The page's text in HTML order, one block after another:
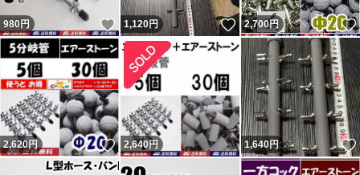
980円 いいね！
1,120円 いいね！
2,700円
2,620 円 いいね！
2,640 円 1,640円